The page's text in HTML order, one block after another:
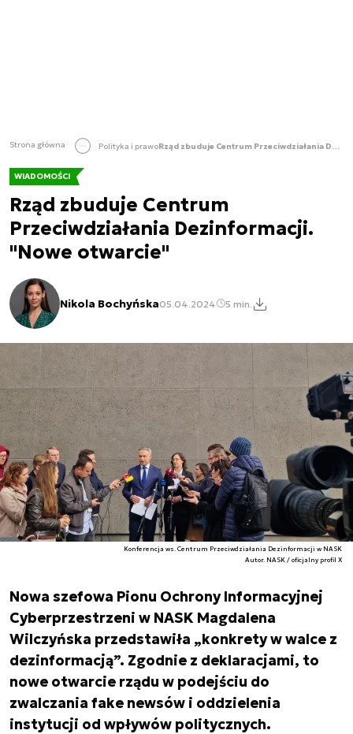
Strona główna Polityka i prawo Rząd zbuduje Centrum Przeciwdziałania Dezinformacji. "Nowe otwarcie"
WIADOMOŚCI
Rząd zbuduje Centrum
Przeciwdziałania Dezinformacji.
"Nowe otwarcie"
Nikola Bochyńska05.04.2024 5 min.
Konferencja ws. Centrum Przeciwdziałania Dezinformacji w NASK
Autor. NASK / oficjalny profil X
Nowa szefowa Pionu Ochrony Informacyjnej
Cyberprzestrzeni w NASK Magdalena
Wilczyńska przedstawiła „konkrety w walce z
dezinformacją”. Zgodnie z deklaracjami, to
nowe otwarcie rządu w podejściu do
zwalczania fake newsów i oddzielenia
instytucji od wpływów politycznych.